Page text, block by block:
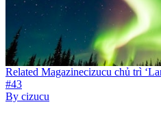
Related Magazinecizucu chủ trì
#43
By cizucu